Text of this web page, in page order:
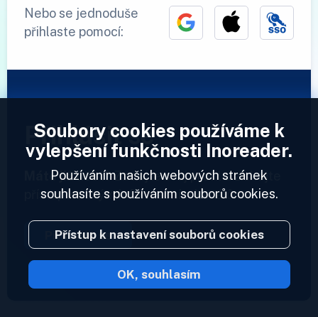
Nebo se jednoduše
přihlaste pomocí:
Přihlásit se
Máte již účet?Zadejte svůj profil a získejte
přístup ke svým informačním kanálům.
Přihlásit se
2023 © Inoreader
Soubory cookies používáme k
vylepšení funkčnosti Inoreader.
Používáním našich webových stránek
souhlasíte s používáním souborů cookies.
Přístup k nastavení souborů cookies
OK, souhlasím